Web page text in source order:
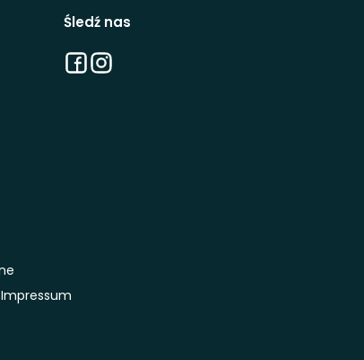
Śledź nas
Facebook
Instagram
Impressum